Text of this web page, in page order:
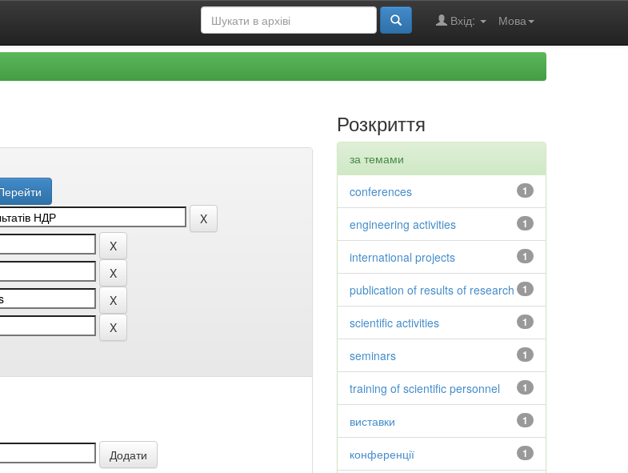
Мова
Вхід:
Розкриття
за темами
1
conferences
1
engineering activities
1
international projects
1
publication of results of research
1
scientific activities
1
seminars
1
training of scientific personnel
1
виставки
1
конференції